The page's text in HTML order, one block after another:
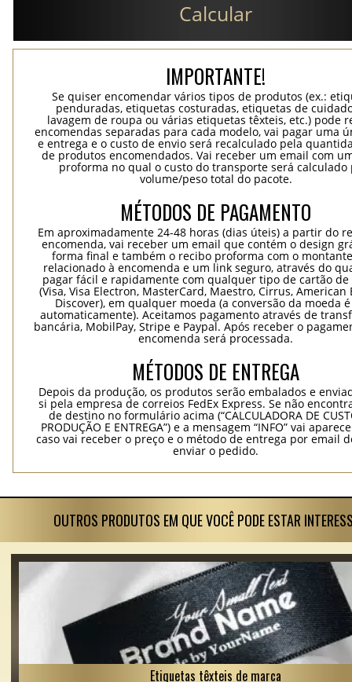
Calcular
IMPORTANTE!
Se quiser encomendar vários tipos de produtos (ex.:
penduradas, etiquetas costuradas, etiquetas de
lavagem de roupa ou várias etiquetas têxteis, etc.) pode
encomendas separadas para cada modelo, vai pagar uma
e entrega e o custo de envio será recalculado pela
de produtos encomendados. Vai receber um email com
proforma no qual o custo do transporte será calculado
volume/peso total do pacote.
MÉTODOS DE PAGAMENTO
Em aproximadamente 24-48 horas (dias úteis) a partir do
encomenda, vai receber um email que contém o design
forma final e também o recibo proforma com o
relacionado à encomenda e um link seguro, através do
pagar fácil e rapidamente com qualquer tipo de cartão
(Visa, Visa Electron, MasterCard, Maestro, Cirrus, American
Discover), em qualquer moeda (a conversão da moeda
automaticamente). Aceitamos pagamento através de
bancária, MobilPay, Stripe e Paypal. Após receber o
encomenda será processada.
MÉTODOS DE ENTREGA
Depois da produção, os produtos serão embalados e
si pela empresa de correios FedEx Express. Se não
de destino no formulário acima (“CALCULADORA DE
PRODUÇÃO E ENTREGA”) e a mensagem “INFO” vai
caso vai receber o preço e o método de entrega por email
enviar o pedido.
OUTROS PRODUTOS EM QUE VOCÊ PODE ESTAR
Etiquetas têxteis de marca